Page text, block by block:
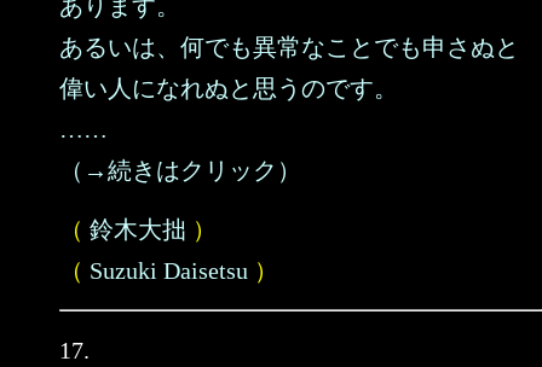
あります。
あるいは、何でも異常なことでも申さぬと
偉い人になれぬと思うのです。
……
（→続きはクリック）
（ 鈴木大拙 ）
（ Suzuki Daisetsu ）
17.